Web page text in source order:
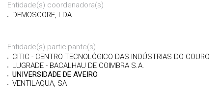
Entidade(s) coordenadora(s)
DEMOSCORE, LDA
Entidade(s) participante(s)
CITIC - CENTRO TECNOLÓGICO DAS INDÚSTRIAS DO COURO
LUGRADE - BACALHAU DE COIMBRA S.A.
UNIVERSIDADE DE AVEIRO
VENTILAQUA, SA